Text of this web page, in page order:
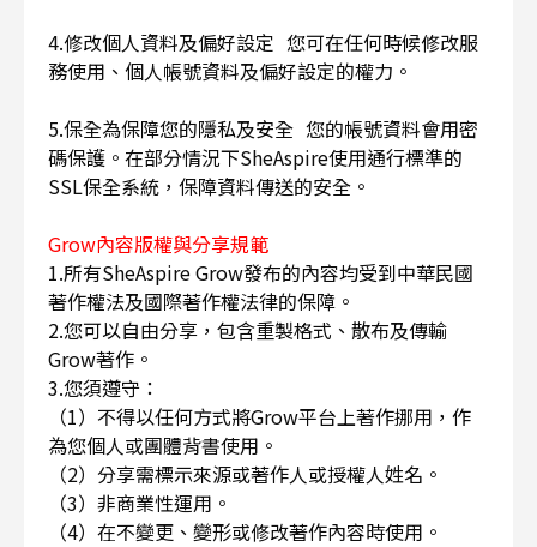
4.修改個人資料及偏好設定 您可在任何時候修改服
務使用、個人帳號資料及偏好設定的權力。
5.保全為保障您的隱私及安全 您的帳號資料會用密
碼保護。在部分情況下SheAspire使用通行標準的
SSL保全系統，保障資料傳送的安全。
Grow內容版權與分享規範
1.所有SheAspire Grow發布的內容均受到中華民國
著作權法及國際著作權法律的保障。
2.您可以自由分享，包含重製格式、散布及傳輸
Grow著作。
3.您須遵守：
（1）不得以任何方式將Grow平台上著作挪用，作
為您個人或團體背書使用。
（2）分享需標示來源或著作人或授權人姓名。
（3）非商業性運用。
（4）在不變更、變形或修改著作內容時使用。